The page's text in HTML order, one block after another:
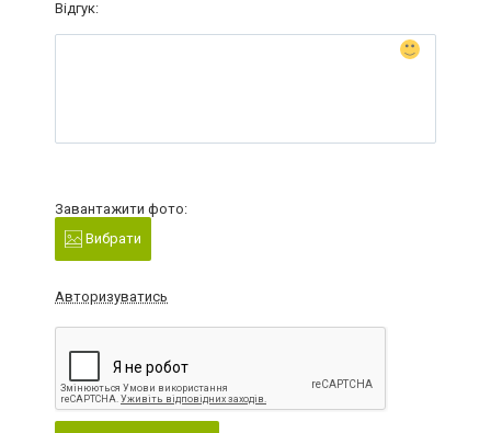
Відгук:
Завантажити фото:
Вибрати
Авторизуватись